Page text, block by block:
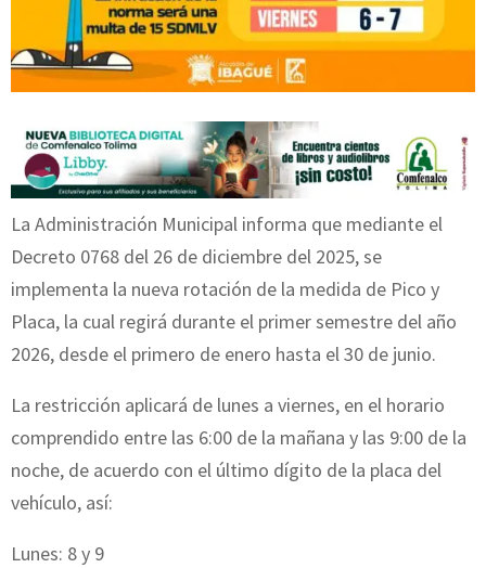
La Administración Municipal informa que mediante el
Decreto 0768 del 26 de diciembre del 2025, se
implementa la nueva rotación de la medida de Pico y
Placa, la cual regirá durante el primer semestre del año
2026, desde el primero de enero hasta el 30 de junio.
La restricción aplicará de lunes a viernes, en el horario
comprendido entre las 6:00 de la mañana y las 9:00 de la
noche, de acuerdo con el último dígito de la placa del
vehículo, así:
Lunes: 8 y 9